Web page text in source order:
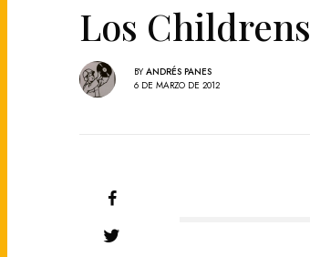
Los Childrens
BY ANDRÉS PANES
6 DE MARZO DE 2012